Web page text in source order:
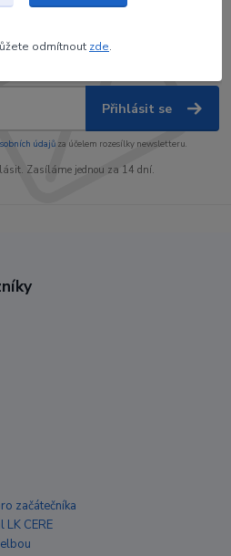
Přihlásit se
údajůza účelem rozesílky newsletteru.
Zasíláme jednou za 14 dní.
začátečníka
LK CERE
odmítnout zde.